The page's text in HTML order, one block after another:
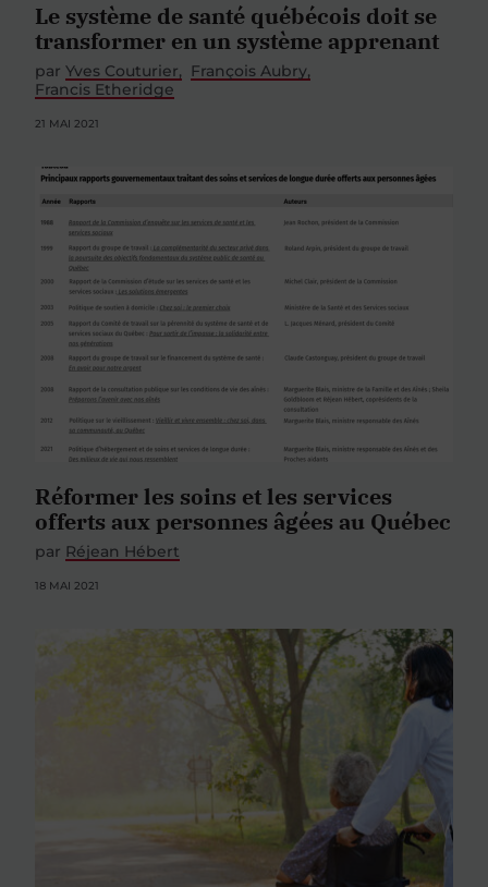
Le système de santé québécois doit se
transformer en un système apprenant
par Yves Couturier
François Aubry
Francis Etheridge
21 MAI 2021
Réformer les soins et les services
offerts aux personnes âgées au Québec
par Réjean Hébert
18 MAI 2021